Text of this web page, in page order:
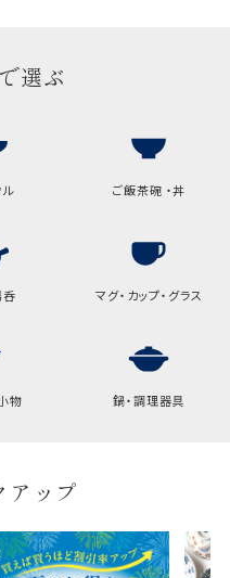
選ぶ
ル ご飯茶碗 ・丼
呑 マグ・カップ・グラス
物 鍋・調理器具
アップ